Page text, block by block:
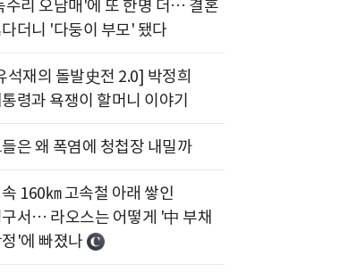
수리 오남매'에 또 한명 더… 결혼
더니 '다둥이 부모' 됐다
석재의 돌발史전 2.0] 박정희
령과 욕쟁이 할머니 이야기
은 왜 폭염에 청첩장 내밀까
160㎞ 고속철 아래 쌓인
서… 라오스는 어떻게 '中 부채
'에 빠졌나